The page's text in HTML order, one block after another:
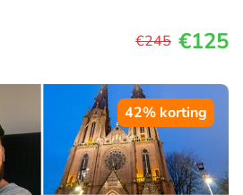
€245 €125
42% korting